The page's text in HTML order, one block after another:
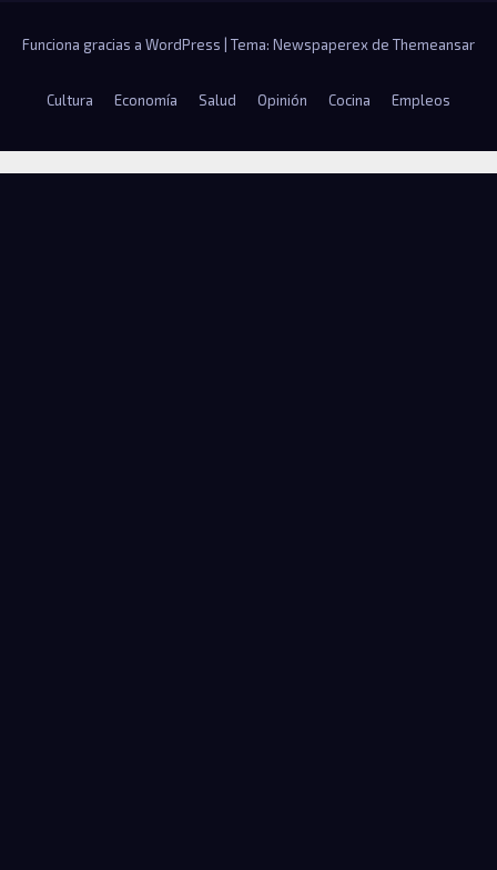
Funciona gracias a WordPress Tema: Newspaperex de Themeansar
Cultura Economía Salud Opinión Cocina Empleos